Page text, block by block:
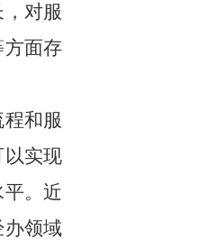
对服
面存
和服
实现
。近
领域